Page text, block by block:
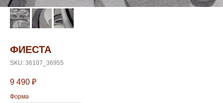
ФИЕСТА
SKU: 36107_36955
9 490 ₽
Форма